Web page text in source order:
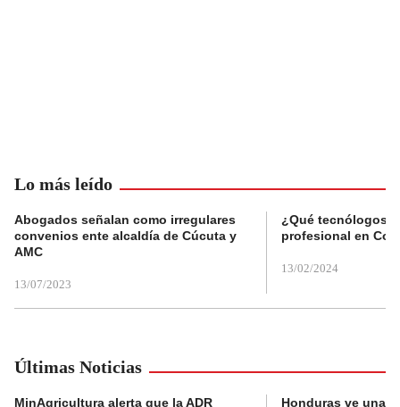
Lo más leído
Abogados señalan como irregulares
convenios ente alcaldía de Cúcuta y
AMC
13/07/2023
¿Qué tecnólogos
profesional en
13/02/2024
Últimas Noticias
MinAgricultura alerta que la ADR
Honduras ve una